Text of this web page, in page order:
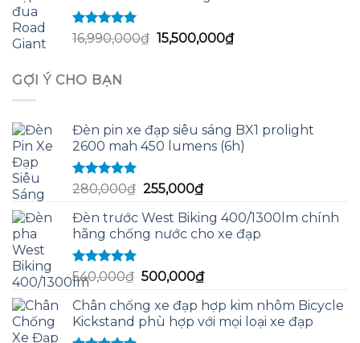
Được xếp
hạng
5.00
16,990,000₫ Giá
15,500,000₫Giá
GỢI Ý CHO BẠN
Đèn pin xe đạp siêu sáng BX1 prolight
2600 mah 450 lumens (6h)
Được xếp
hạng
sao
280,000₫ Giá
là:
280,000₫.
255,000₫Giá
tại
là:
Đèn trước West Biking 400/1300lm chính
hãng chống nước cho xe đạp
Được xếp
hạng
sao
540,000₫ Giá
là:
540,000₫.
500,000₫Giá
tại
là:
Chân chống xe đạp hợp kim nhôm Bicycle
Kickstand phù hợp với mọi loại xe đạp